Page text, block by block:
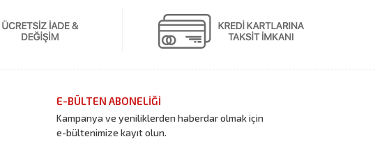
E-BÜLTEN ABONELİĞİ
Kampanya ve yeniliklerden haberdar olmak için
e-bültenimize kayıt olun.